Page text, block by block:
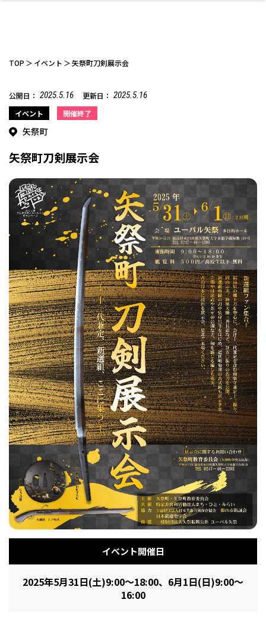
カフェ
お酒 洋食 中華
和食 わんぱく 福島ローカルグル
メ
パン アジア・エスニッ
ク
テイクアウト
ランチ その他
開成山公園
デート・友達と ひとりで アウトドア
温泉 体験 名所
レジャー・スポー
ツ施設
非日常 イベントレポート
その他
美容室
美容アイテム エイジングケア メンズ
フィットネス・や
せたい
鍼灸・整体・リラ
クゼーション
まつ毛サロン
脱毛 温活・サウナ 歯列矯正・審美歯
科
その他
ファッション
スポーツ・アウト
ドア
ギフト・お土産 キッズ
インテリア 食品・酒 生活を彩るモノ
その他
お仕事探し
保険 病院・クリニック ペット
趣味・スキルアッ
プ
保育園・こども園 子どもの習い事・
塾
幼稚園 教育 ライフイベント
その他
家づくり
リフォーム・リノ
ベーション
自治体インフォ その他
TOP イベント 矢祭町刀剣展示会
公開日： 2025.5.16 更新日： 2025.5.16
イベント 開催終了
矢祭町
矢祭町刀剣展示会
イベント開催日
2025年5月31日(土)9:00～18:00、6月1日(日)9:00～
16:00